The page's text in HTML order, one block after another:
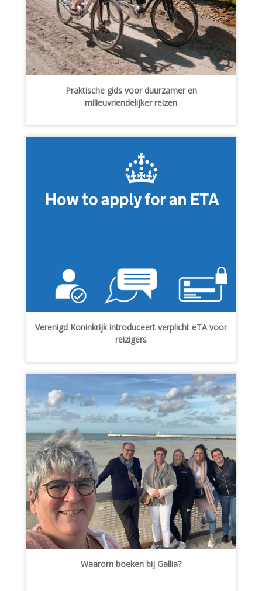
Praktische gids voor duurzamer en
milieuvriendelijker reizen
Verenigd Koninkrijk introduceert verplicht eTA voor
reizigers
Waarom boeken bij Gallia?